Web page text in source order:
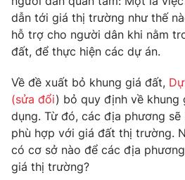
dẫn tới giá thị trường như thế
hỗ trợ cho người dân khi nằm
đất, để thực hiện các dự án.
Về đề xuất bỏ khung giá đất,
(sửa đổi) bỏ quy định về khung
dụng. Từ đó, các địa phương
phù hợp với giá đất thị trường.
có cơ sở nào để các địa
giá thị trường?